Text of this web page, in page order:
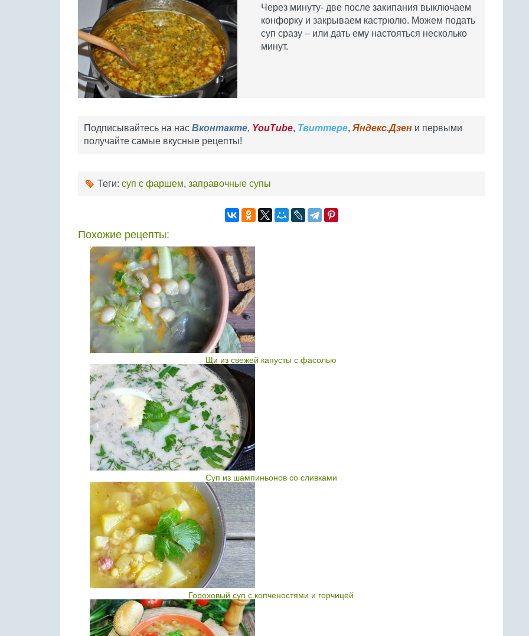
Через минуту- две после закипания выключаем
конфорку и закрываем кастрюлю. Можем подать
суп сразу – или дать ему настояться несколько
минут.
Подписывайтесь на нас Вконтакте, YouTube, Твиттере, Яндекс.Дзен и первыми
получайте самые вкусные рецепты!
Теги: суп с фаршем, заправочные супы
Похожие рецепты:
Щи из свежей капусты с фасолью
Суп из шампиньонов со сливками
Гороховый суп с копченостями и горчицей